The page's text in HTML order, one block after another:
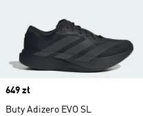
Price
649 zł
Buty Adizero EVO SL